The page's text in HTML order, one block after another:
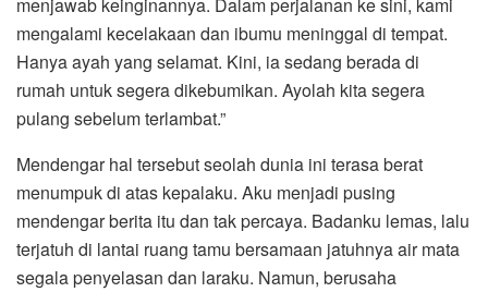
mengalami kecelakaan dan ibumu meninggal di tempat.
Hanya ayah yang selamat. Kini, ia sedang berada di
rumah untuk segera dikebumikan. Ayolah kita segera
pulang sebelum terlambat.”
Mendengar hal tersebut seolah dunia ini terasa berat
menumpuk di atas kepalaku. Aku menjadi pusing
mendengar berita itu dan tak percaya. Badanku lemas, lalu
terjatuh di lantai ruang tamu bersamaan jatuhnya air mata
segala penyelasan dan laraku. Namun, berusaha